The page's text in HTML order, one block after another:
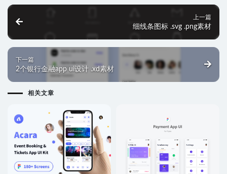
上一篇
细线条图标 .svg .png素材
下一篇
2个银行金融app ui设计 .xd素材
相关文章